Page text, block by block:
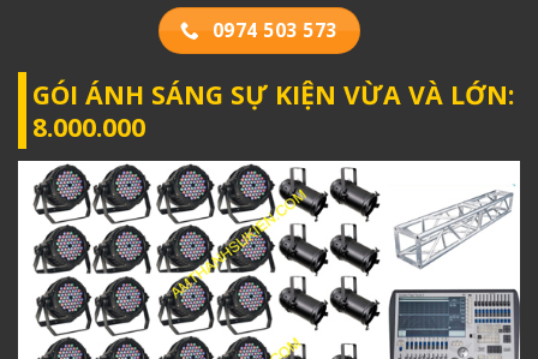
0974 503 573
GÓI ÁNH SÁNG SỰ KIỆN VỪA VÀ LỚN:
8.000.000